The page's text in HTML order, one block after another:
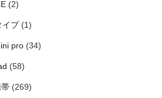
(2)
イプ(1)
pro(34)
(58)
(269)